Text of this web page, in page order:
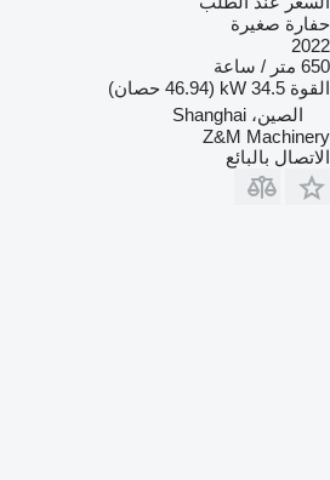
حفارة صغيرة
2022
650 متر / ساعة
القوة 34.5 kW (46.94 حصان)
الصين، Shanghai
Z&M Machinery
الاتصال بالبائع